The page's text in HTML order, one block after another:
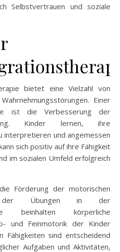
Selbstvertrauen und soziale
bietet eine Vielzahl von
Einer
ist die Verbesserung der
Kinder lernen, ihre
interpretieren und angemessen
sich positiv auf ihre Fähigkeit
im sozialen Umfeld erfolgreich
Förderung der motorischen
der Übungen in der
beinhalten körperliche
und Feinmotorik der Kinder
Fähigkeiten sind entscheidend
Aufgaben und Aktivitäten,